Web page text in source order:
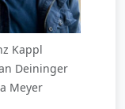
Kappl
Deininger
Meyer